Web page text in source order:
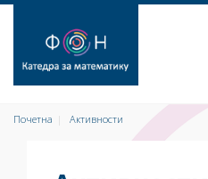
Почетна Активности